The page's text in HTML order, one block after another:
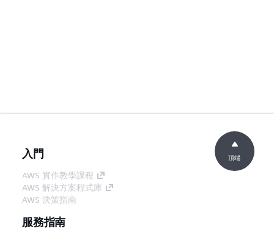
入門
AWS 實作教學課程
AWS 解決方案程式庫
AWS 決策指南
服務指南
頂端